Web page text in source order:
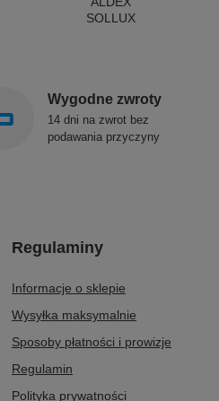
SOLLUX
Wygodne zwroty
14 dni na zwrot bez
podawania przyczyny
Regulaminy
Informacje o sklepie
Wysyłka maksymalnie
Sposoby płatności i prowizje
Regulamin
Polityka prywatności